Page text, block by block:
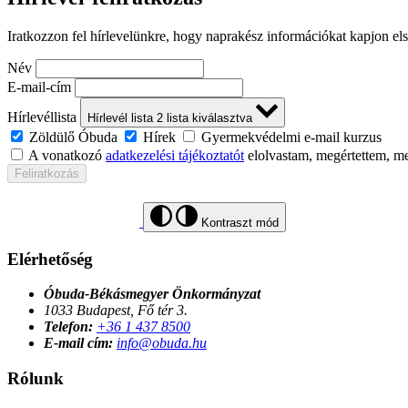
Iratkozzon fel hírlevelünkre, hogy naprakész információkat kapjon
Név
E-mail-cím
Hírlevéllista
Hírlevél lista 2 lista kiválasztva
Zöldülő Óbuda Hírek
Gyermekvédelmi e-mail kurzus
A vonatkozó adatkezelési tájékoztatót elolvastam, megértettem,
Feliratkozás
Kontraszt mód
Elérhetőség
Óbuda-Békásmegyer Önkormányzat
1033 Budapest, Fő tér 3.
Telefon: +36 1 437 8500
E-mail cím: info@obuda.hu
Rólunk